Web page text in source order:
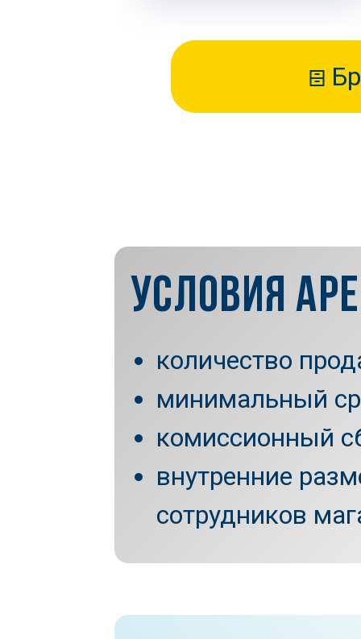
УСЛОВИЯ
количество
минимальный
комиссионный
внутренние
сотрудников